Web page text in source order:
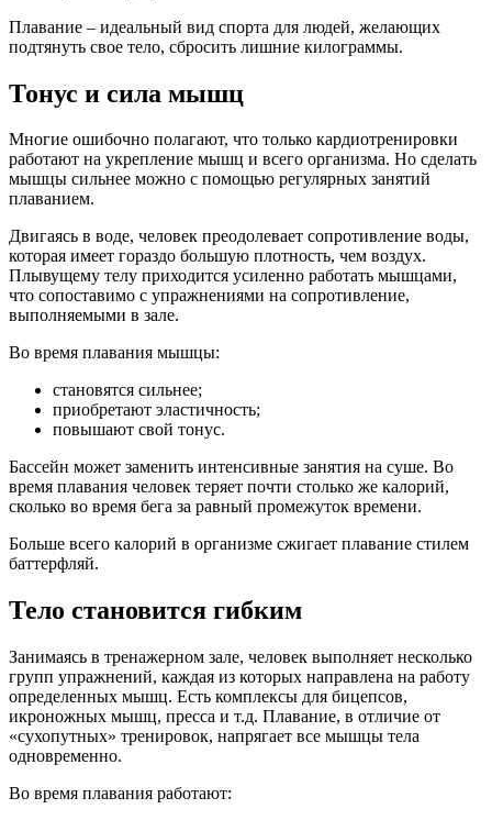
Плавание – идеальный вид спорта для людей, желающих
подтянуть свое тело, сбросить лишние килограммы.
Тонус и сила мышц
Многие ошибочно полагают, что только кардиотренировки
работают на укрепление мышц и всего организма. Но сделать
мышцы сильнее можно с помощью регулярных занятий
плаванием.
Двигаясь в воде, человек преодолевает сопротивление воды,
которая имеет гораздо большую плотность, чем воздух.
Плывущему телу приходится усиленно работать мышцами,
что сопоставимо с упражнениями на сопротивление,
выполняемыми в зале.
Во время плавания мышцы:
становятся сильнее;
приобретают эластичность;
повышают свой тонус.
Бассейн может заменить интенсивные занятия на суше. Во
время плавания человек теряет почти столько же калорий,
сколько во время бега за равный промежуток времени.
Больше всего калорий в организме сжигает плавание стилем
баттерфляй.
Тело становится гибким
Занимаясь в тренажерном зале, человек выполняет несколько
групп упражнений, каждая из которых направлена на работу
определенных мышц. Есть комплексы для бицепсов,
икроножных мышц, пресса и т.д. Плавание, в отличие от
«сухопутных» тренировок, напрягает все мышцы тела
одновременно.
Во время плавания работают: